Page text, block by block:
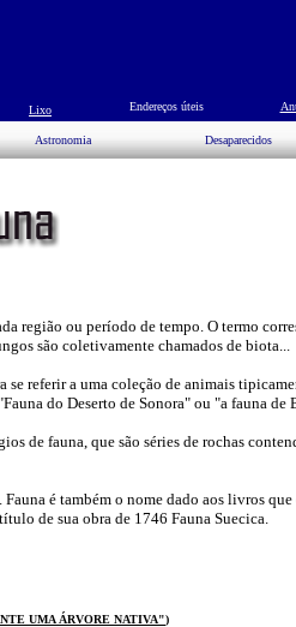
Lixo Endereços úteis
Astronomia Desaparecidos
região ou período de tempo. O termo
são coletivamente chamados de biota...
referir a uma coleção de animais
do Deserto de Sonora" ou "a fauna de
de fauna, que são séries de rochas
é também o nome dado aos livros
de sua obra de 1746 Fauna Suecica.
UMA ÁRVORE NATIVA")